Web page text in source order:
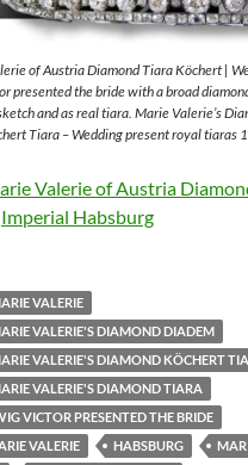
of Austria Diamond Tiara Köchert |
presented the bride with a broad
and as real tiara. Marie Valerie’s
Tiara – Wedding present royal tiaras
Valerie of Austria
Habsburg
VALERIE
VALERIE'S DIAMOND DIADEM
VALERIE'S DIAMOND KÖCHERT
VALERIE'S DIAMOND TIARA
VICTOR PRESENTED THE BRIDE
VALERIE
HABSBURG